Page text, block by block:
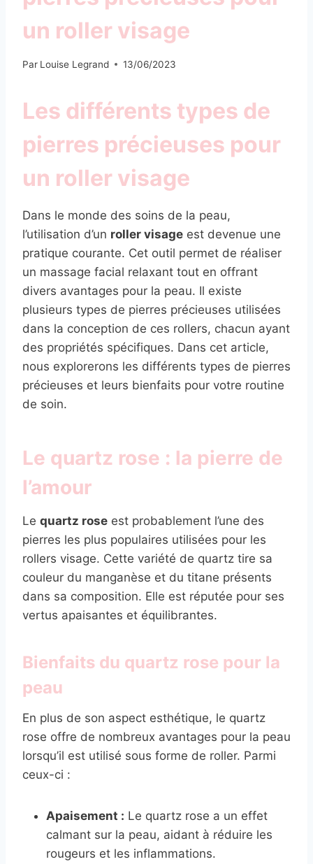
un roller visage
Par Louise Legrand 13/06/2023
Les différents types de
pierres précieuses pour
un roller visage
Dans le monde des soins de la peau,
l’utilisation d’un roller visage est devenue une
pratique courante. Cet outil permet de réaliser
un massage facial relaxant tout en offrant
divers avantages pour la peau. Il existe
plusieurs types de pierres précieuses utilisées
dans la conception de ces rollers, chacun ayant
des propriétés spécifiques. Dans cet article,
nous explorerons les différents types de pierres
précieuses et leurs bienfaits pour votre routine
de soin.
Le quartz rose : la pierre de
l’amour
Le quartz rose est probablement l’une des
pierres les plus populaires utilisées pour les
rollers visage. Cette variété de quartz tire sa
couleur du manganèse et du titane présents
dans sa composition. Elle est réputée pour ses
vertus apaisantes et équilibrantes.
Bienfaits du quartz rose pour la
peau
En plus de son aspect esthétique, le quartz
rose offre de nombreux avantages pour la peau
lorsqu’il est utilisé sous forme de roller. Parmi
ceux-ci :
Apaisement : Le quartz rose a un effet
calmant sur la peau, aidant à réduire les
rougeurs et les inflammations.